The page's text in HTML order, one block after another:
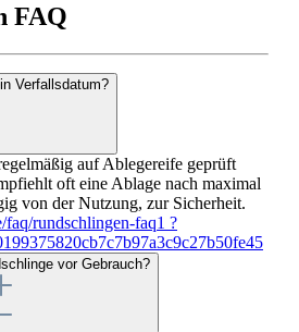
FAQ
Verfallsdatum?
auf Ablegereife geprüft
oft eine Ablage nach maximal
von der Nutzung, zur Sicherheit.
faq/rundschlingen-faq1 ?
vor Gebrauch?